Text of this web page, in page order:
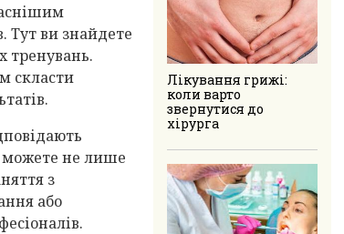
Тут ви знайдете
тренувань.
скласти
можете не лише
з
або
Лікування грижі:
коли варто
звернутися до
хірурга